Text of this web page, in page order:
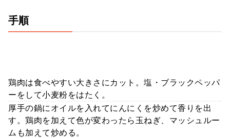
手順
鶏肉は食べやすい大きさにカット。塩・ブラックペッパ
ーをして小麦粉をはたく。
厚手の鍋にオイルを入れてにんにくを炒めて香りを出
す。鶏肉を加えて色が変わったら玉ねぎ、マッシュルー
ムも加えて炒める。